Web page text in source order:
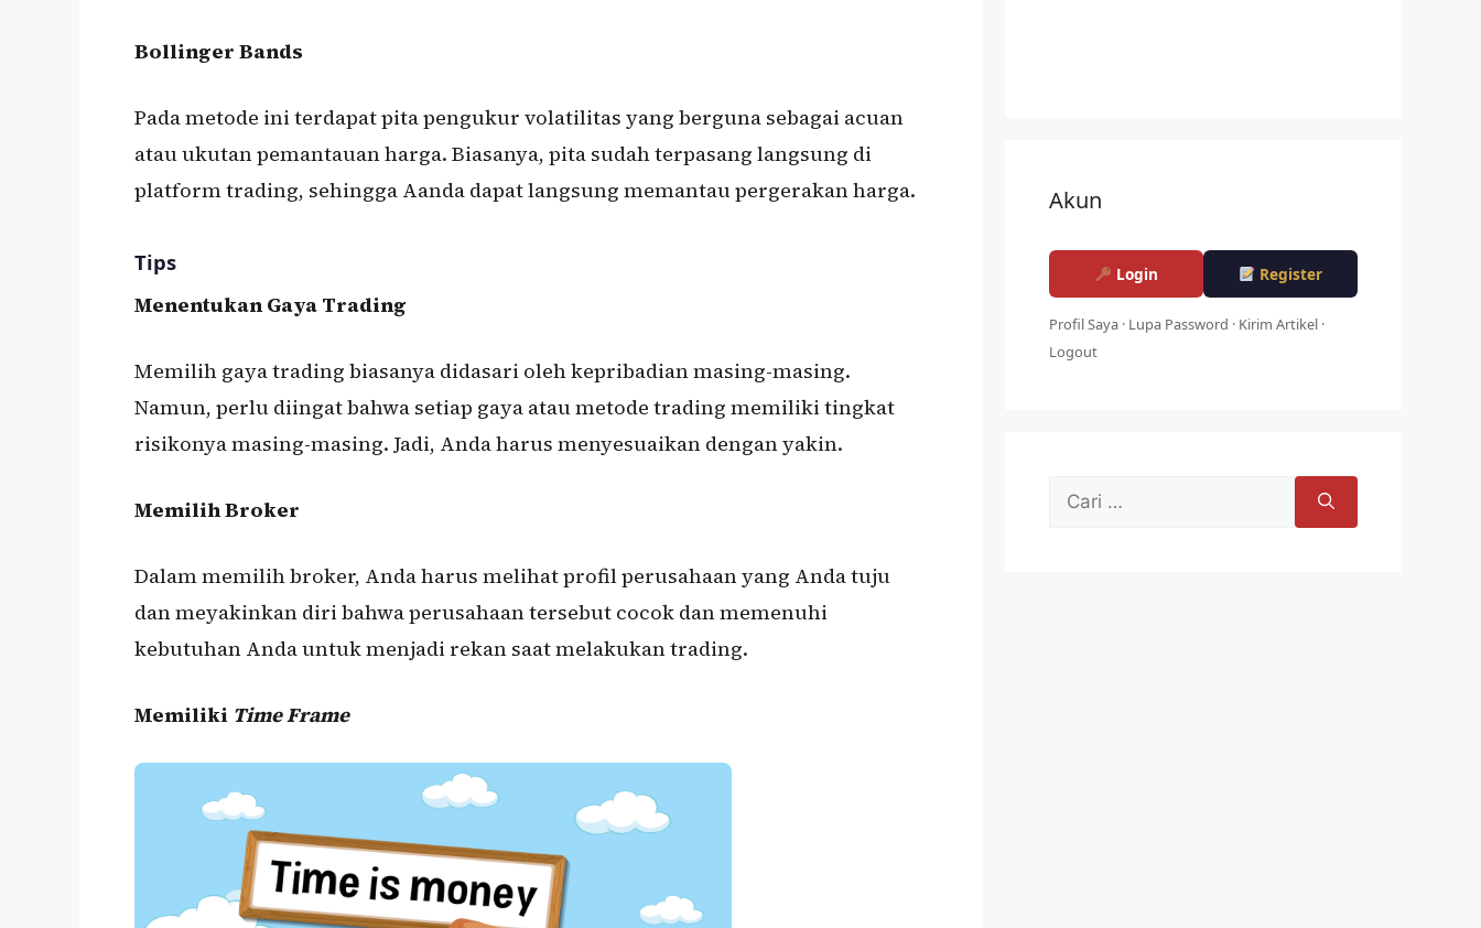
Bollinger Bands
Pada metode ini terdapat pita pengukur volatilitas yang berguna sebagai acuan
atau ukutan pemantauan harga. Biasanya, pita sudah terpasang langsung di
platform trading, sehingga Aanda dapat langsung memantau pergerakan harga.
Tips
Menentukan Gaya Trading
Memilih gaya trading biasanya didasari oleh kepribadian masing-masing.
Namun, perlu diingat bahwa setiap gaya atau metode trading memiliki tingkat
risikonya masing-masing. Jadi, Anda harus menyesuaikan dengan yakin.
Memilih Broker
Dalam memilih broker, Anda harus melihat profil perusahaan yang Anda tuju
dan meyakinkan diri bahwa perusahaan tersebut cocok dan memenuhi
kebutuhan Anda untuk menjadi rekan saat melakukan trading.
Memiliki Time Frame
Akun
Login Register
Profil Saya · Lupa Password · Kirim Artikel ·
Logout
Cari